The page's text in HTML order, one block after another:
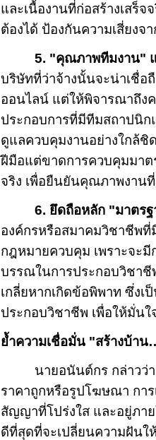
และเนื้องานที่ก่อสร้างเสร็จ
ต้องได้ ป้องกันความเสี่ยงจา
5. "คุณภาพทีมงาน"
บริษัทที่ว่าจ้างนั้นจะน่าเชื่อ
ออนไลน์ แต่ให้พิจารณาถึง
ประกอบการที่มีทีมสถาปนิก
ดูแลควบคุมงานอย่างใกล้ชิ
ฝีมือแต่ขาดการควบคุมมา
จริง เพื่อยืนยันคุณภาพงาน
6. ยึดถือหลัก "มาตร
องค์กรหรือสมาคมวิชาชีพที่
กฎหมายควบคุม เพราะจะ
บรรณในการประกอบวิชาชี
เกลี่ยหากเกิดข้อพิพาท ซึ่งเ
ประกอบวิชาชีพ เพื่อให้มั่นใ
ย้ำความเชื่อมั่น "สร้างบ้าน
นายอนันต์กร กล่าวว่
ราคาถูกหรือรูปโฆษณา กา
สัญญาที่โปร่งใส และอยู่ภา
ดีที่สุดที่จะเปลี่ยนความฝันใ